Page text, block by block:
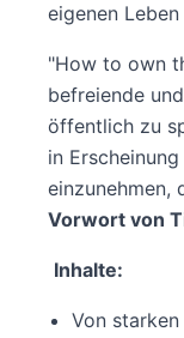
eigenen
"How to own
befreiende
öffentlich zu
in
einzunehmen,
Vorwort von
Inhalte:
Von starken